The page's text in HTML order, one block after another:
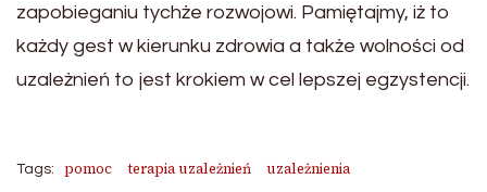
zapobieganiu tychże rozwojowi. Pamiętajmy, iż to
każdy gest w kierunku zdrowia a także wolności od
uzależnień to jest krokiem w cel lepszej egzystencji.
Tags: pomoc terapia uzależnień
uzależnienia